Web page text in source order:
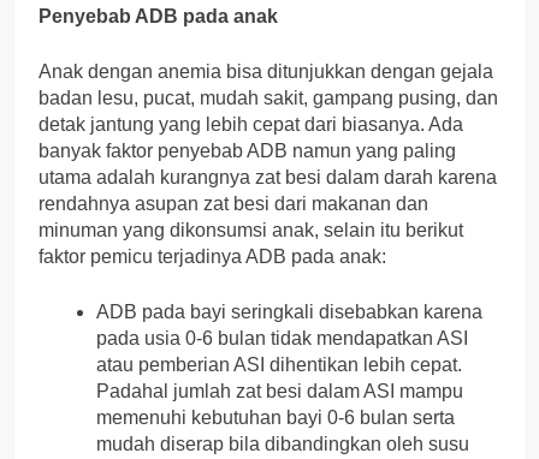
Penyebab ADB pada anak
Anak dengan anemia bisa ditunjukkan dengan gejala
badan lesu, pucat, mudah sakit, gampang pusing, dan
detak jantung yang lebih cepat dari biasanya. Ada
banyak faktor penyebab ADB namun yang paling
utama adalah kurangnya zat besi dalam darah karena
rendahnya asupan zat besi dari makanan dan
minuman yang dikonsumsi anak, selain itu berikut
faktor pemicu terjadinya ADB pada anak:
ADB pada bayi seringkali disebabkan karena
pada usia 0-6 bulan tidak mendapatkan ASI
atau pemberian ASI dihentikan lebih cepat.
Padahal jumlah zat besi dalam ASI mampu
memenuhi kebutuhan bayi 0-6 bulan serta
mudah diserap bila dibandingkan oleh susu